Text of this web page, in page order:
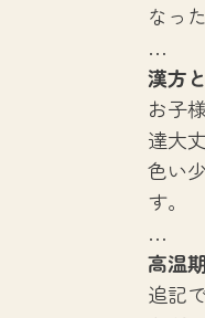
なっ
…
漢方
お子
達大
色い
す。
…
高温
追記